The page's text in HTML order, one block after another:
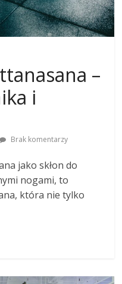
–
i
Brak komentarzy
jako skłon do
nogami, to
która nie tylko